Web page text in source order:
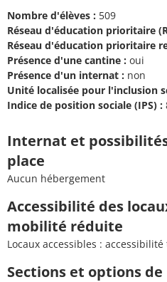
Nombre d'élèves : 509
Réseau d'éducation prioritaire
Réseau d'éducation prioritaire
Présence d'une cantine : oui
Présence d'un internat : non
Unité localisée pour l'inclusion
Indice de position sociale (IPS) :
Internat et
place
Aucun hébergement
Accessibilité des
mobilité réduite
Locaux accessibles :
Sections et options